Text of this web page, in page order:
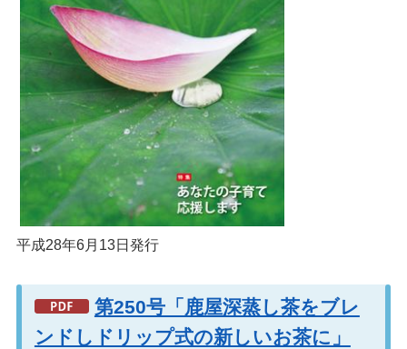
平成28年6月13日発行
第250号「鹿屋深蒸し茶をブレ
ンドしドリップ式の新しいお茶に」